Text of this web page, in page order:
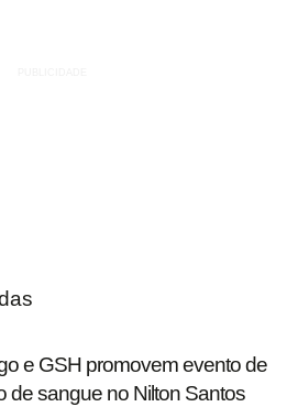
e GSH promovem evento de
de sangue no Nilton Santos